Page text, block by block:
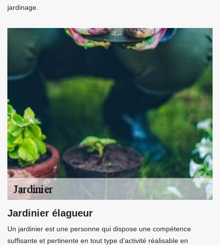
jardinage.
Jardinier élagueur
Un jardinier est une personne qui dispose une compétence
suffisante et pertinente en tout type d’activité réalisable en